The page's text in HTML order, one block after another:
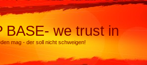
BASE- we trust in
mag - der soll nicht schweigen!